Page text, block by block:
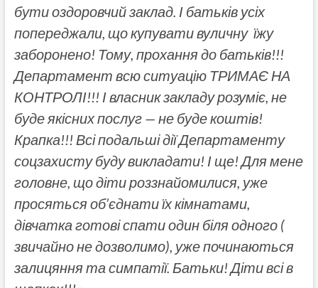
бути оздоровчий заклад. І батьків усіх
попереджали, що купувати вуличну їжу
заборонено! Тому, прохання до батьків!!!
Департамент всю ситуацію ТРИМАЄ НА
КОНТРОЛІ!!! І власник закладу розуміє, не
буде якісних послуг — не буде коштів!
Крапка!!! Всі подальші дії Департаменту
соцзахисту буду викладати! І ще! Для мене
головне, що діти роззнайомилися, уже
просяться об’єднати їх кімнатами,
дівчатка готові спати один біля одного (
звичайно не дозволимо), уже починаються
залицяння та симпатії. Батьки! Діти всі в